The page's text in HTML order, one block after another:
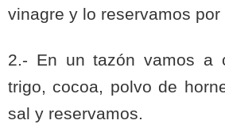
vinagre y lo reservamos por
2.- En un tazón vamos a
trigo, cocoa, polvo de
sal y reservamos.